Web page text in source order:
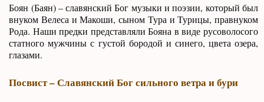
Боян (Баян) – славянский Бог музыки и поэзии, который был
внуком Велеса и Макоши, сыном Тура и Турицы, правнуком
Рода. Наши предки представляли Бояна в виде русоволосого
статного мужчины с густой бородой и синего, цвета озера,
глазами.
Посвист – Славянский Бог сильного ветра и бури